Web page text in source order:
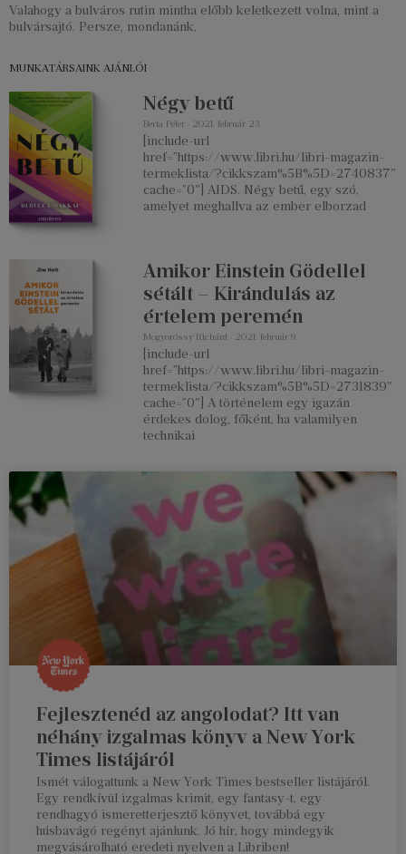
Valahogy a bulváros rutin mintha előbb keletkezett volna, mint a
bulvársajtó. Persze, mondanánk,
MUNKATÁRSAINK AJÁNLÓI
Négy betű
Berta Péter 2021. február 23.
[include-url
href=”https://www.libri.hu/libri-magazin-
termeklista/?cikkszam%5B%5D=2740837″
cache=”0″] AIDS. Négy betű, egy szó,
amelyet meghallva az ember elborzad
Amikor Einstein Gödellel
sétált – Kirándulás az
értelem peremén
Mogyoróssy Richárd 2021. február 9.
[include-url
href=”https://www.libri.hu/libri-magazin-
termeklista/?cikkszam%5B%5D=2731839″
cache=”0″] A történelem egy igazán
érdekes dolog, főként, ha valamilyen
technikai
Fejlesztenéd az angolodat? Itt van
néhány izgalmas könyv a New York
Times listájáról
Ismét válogattunk a New York Times bestseller listájáról.
Egy rendkívül izgalmas krimit, egy fantasy-t, egy
rendhagyó ismeretterjesztő könyvet, továbbá egy
húsbavágó regényt ajánlunk. Jó hír, hogy mindegyik
megvásárolható eredeti nyelven a Libriben!